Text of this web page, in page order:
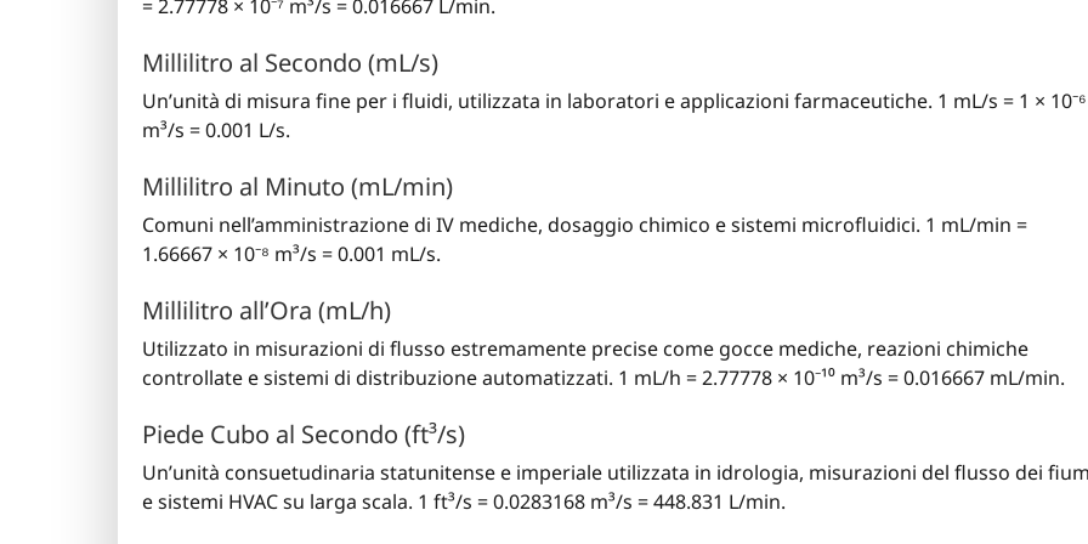
= 2.77778 × 10⁻⁷ m³/s = 0.016667 L/min.
Millilitro al Secondo (mL/s)
Un’unità di misura fine per i fluidi, utilizzata in laboratori e applicazioni farmaceutiche. 1 mL/s = 1 × 10⁻⁶
m³/s = 0.001 L/s.
Millilitro al Minuto (mL/min)
Comuni nell’amministrazione di IV mediche, dosaggio chimico e sistemi microfluidici. 1 mL/min =
1.66667 × 10⁻⁸ m³/s = 0.001 mL/s.
Millilitro all’Ora (mL/h)
Utilizzato in misurazioni di flusso estremamente precise come gocce mediche, reazioni chimiche
controllate e sistemi di distribuzione automatizzati. 1 mL/h = 2.77778 × 10⁻¹⁰ m³/s = 0.016667 mL/min.
Piede Cubo al Secondo (ft³/s)
Un’unità consuetudinaria statunitense e imperiale utilizzata in idrologia, misurazioni del flusso dei
e sistemi HVAC su larga scala. 1 ft³/s = 0.0283168 m³/s = 448.831 L/min.